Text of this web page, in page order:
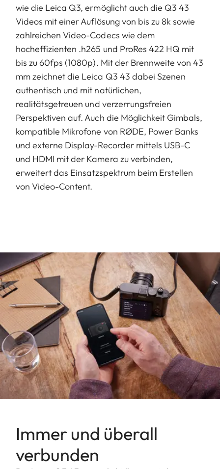
wie die Leica Q3, ermöglicht auch die Q3 43
Videos mit einer Auflösung von bis zu 8k sowie
zahlreichen Video-Codecs wie dem
hocheffizienten .h265 und ProRes 422 HQ mit
bis zu 60fps (1080p). Mit der Brennweite von 43
mm zeichnet die Leica Q3 43 dabei Szenen
authentisch und mit natürlichen,
realitätsgetreuen und verzerrungsfreien
Perspektiven auf. Auch die Möglichkeit Gimbals,
kompatible Mikrofone von RØDE, Power Banks
und externe Display-Recorder mittels USB-C
und HDMI mit der Kamera zu verbinden,
erweitert das Einsatzspektrum beim Erstellen
von Video-Content.
Immer und überall
verbunden